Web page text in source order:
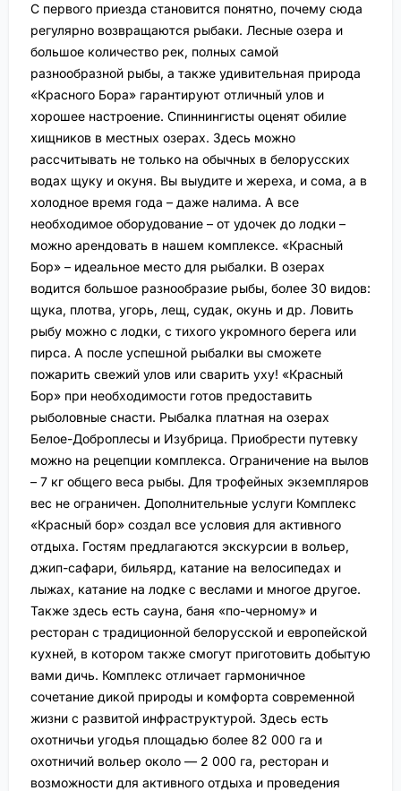
С первого приезда становится понятно, почему сюда
регулярно возвращаются рыбаки. Лесные озера и
большое количество рек, полных самой
разнообразной рыбы, а также удивительная природа
«Красного Бора» гарантируют отличный улов и
хорошее настроение. Спиннингисты оценят обилие
хищников в местных озерах. Здесь можно
рассчитывать не только на обычных в белорусских
водах щуку и окуня. Вы выудите и жереха, и сома, а в
холодное время года – даже налима. А все
необходимое оборудование – от удочек до лодки –
можно арендовать в нашем комплексе. «Красный
Бор» – идеальное место для рыбалки. В озерах
водится большое разнообразие рыбы, более 30 видов:
щука, плотва, угорь, лещ, судак, окунь и др. Ловить
рыбу можно с лодки, с тихого укромного берега или
пирса. А после успешной рыбалки вы сможете
пожарить свежий улов или сварить уху! «Красный
Бор» при необходимости готов предоставить
рыболовные снасти. Рыбалка платная на озерах
Белое-Доброплесы и Изубрица. Приобрести путевку
можно на рецепции комплекса. Ограничение на вылов
– 7 кг общего веса рыбы. Для трофейных экземпляров
вес не ограничен. Дополнительные услуги Комплекс
«Красный бор» создал все условия для активного
отдыха. Гостям предлагаются экскурсии в вольер,
джип-сафари, бильярд, катание на велосипедах и
лыжах, катание на лодке с веслами и многое другое.
Также здесь есть сауна, баня «по-черному» и
ресторан с традиционной белорусской и европейской
кухней, в котором также смогут приготовить добытую
вами дичь. Комплекс отличает гармоничное
сочетание дикой природы и комфорта современной
жизни с развитой инфраструктурой. Здесь есть
охотничьи угодья площадью более 82 000 га и
охотничий вольер около — 2 000 га, ресторан и
возможности для активного отдыха и проведения